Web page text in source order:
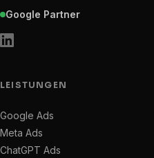
Google Partner
LEISTUNGEN
Google Ads
Meta Ads
ChatGPT Ads